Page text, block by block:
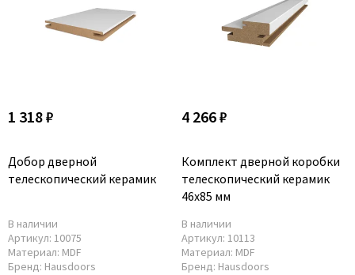
1 318 ₽
Добор дверной
телескопический керамик
В наличии
Артикул: 10075
Материал: MDF
Бренд: Hausdoors
4 266 ₽
Комплект дверной коробки
телескопический керамик
46x85 мм
В наличии
Артикул: 10113
Материал: MDF
Бренд: Hausdoors